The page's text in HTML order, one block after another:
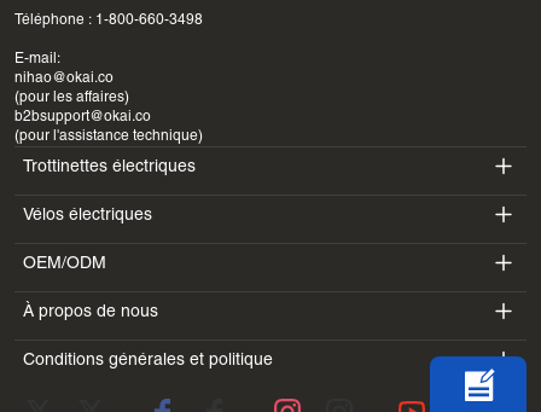
Téléphone : 1-800-660-3498
E-mail:
nihao@okai.co
(pour les affaires)
b2bsupport@okai.co
(pour l'assistance technique)
Trottinettes électriques
ES400A
ES410
ES600P
Vélos électriques
EB100B
EB300
EB100B V3
OEM/ODM
SV3
BV5
À propos de nous
Introduction
Conditions générales et politique
Conditions d'utilisation